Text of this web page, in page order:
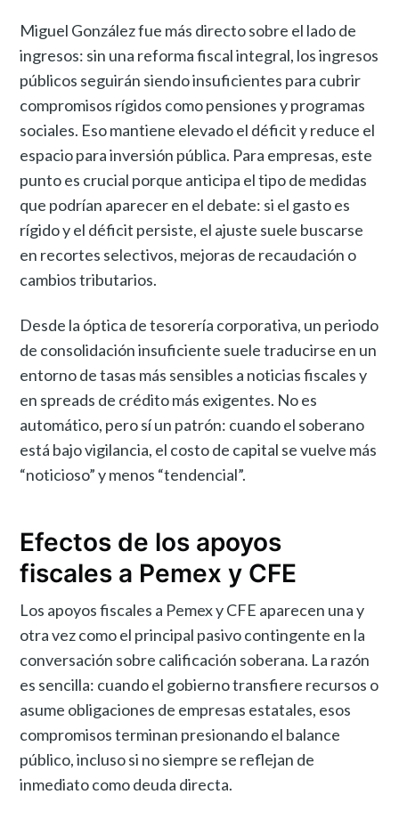
Miguel González fue más directo sobre el lado de
ingresos: sin una reforma fiscal integral, los ingresos
públicos seguirán siendo insuficientes para cubrir
compromisos rígidos como pensiones y programas
sociales. Eso mantiene elevado el déficit y reduce el
espacio para inversión pública. Para empresas, este
punto es crucial porque anticipa el tipo de medidas
que podrían aparecer en el debate: si el gasto es
rígido y el déficit persiste, el ajuste suele buscarse
en recortes selectivos, mejoras de recaudación o
cambios tributarios.
Desde la óptica de tesorería corporativa, un periodo
de consolidación insuficiente suele traducirse en un
entorno de tasas más sensibles a noticias fiscales y
en spreads de crédito más exigentes. No es
automático, pero sí un patrón: cuando el soberano
está bajo vigilancia, el costo de capital se vuelve más
“noticioso” y menos “tendencial”.
Efectos de los apoyos
fiscales a Pemex y CFE
Los apoyos fiscales a Pemex y CFE aparecen una y
otra vez como el principal pasivo contingente en la
conversación sobre calificación soberana. La razón
es sencilla: cuando el gobierno transfiere recursos o
asume obligaciones de empresas estatales, esos
compromisos terminan presionando el balance
público, incluso si no siempre se reflejan de
inmediato como deuda directa.